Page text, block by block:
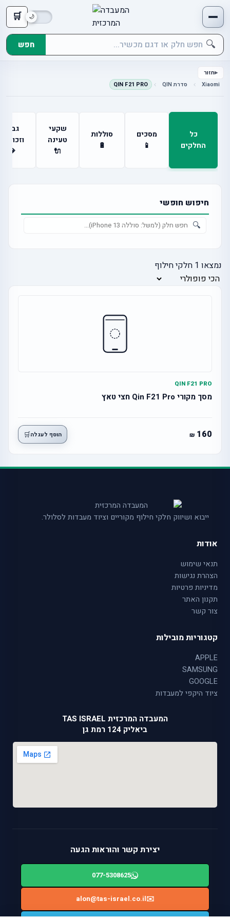
🛒
🔍 חפש
חזור
Xiaomi
סדרת QIN QIN F21 PRO
כל
החלקים
מסכים
📱
סוללות
🔋
שקעי
טעינה
🔌
גבים
💎
חיפוש חופשי
🔍
נמצאו 1 חלקי חילוף
QIN F21 PRO
מסך מקורי Qin F21 Pro חצי טאץ
160 הוסף לעגלה🛒
ייבוא ושיווק חלקי חילוף מקוריים וציוד מעבדות לסלולר.
אודות
תנאי שימוש
הצהרת נגישות
מדיניות פרטיות
תקנון האתר
צור קשר
קטגוריות מובילות
APPLE
SAMSUNG
GOOGLE
ציוד היקפי למעבדות
המעבדה המרכזית TAS ISRAEL
ביאליק 124 רמת גן
יצירת קשר והוראות הגעה
077-5308625
✉️
alon@tas-israel.co.il